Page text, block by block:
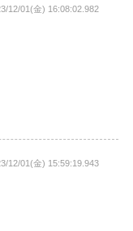
12/01(金) 16:08:02.982
12/01(金) 15:59:19.943